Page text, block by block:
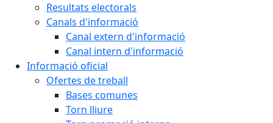
Resultats electorals
Canals d'informació
Canal extern d'informació
Canal intern d'informació
Informació oficial
Ofertes de treball
Bases comunes
Torn lliure